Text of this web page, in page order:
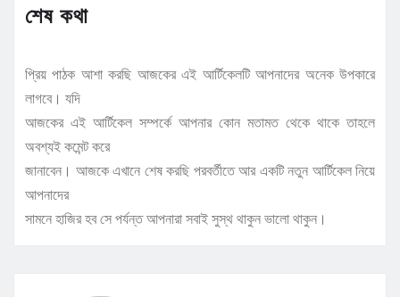
শেষ কথা
প্রিয় পাঠক আশা করছি আজকের এই আর্টিকেলটি আপনাদের অনেক উপকারে
লাগবে। যদি
আজকের এই আর্টিকেল সম্পর্কে আপনার কোন মতামত থেকে থাকে তাহলে
অবশ্যই কমেন্ট করে
জানাবেন। আজকে এখানে শেষ করছি পরবর্তীতে আর একটি নতুন আর্টিকেল নিয়ে
আপনাদের
সামনে হাজির হব সে পর্যন্ত আপনারা সবাই সুস্থ থাকুন ভালো থাকুন।